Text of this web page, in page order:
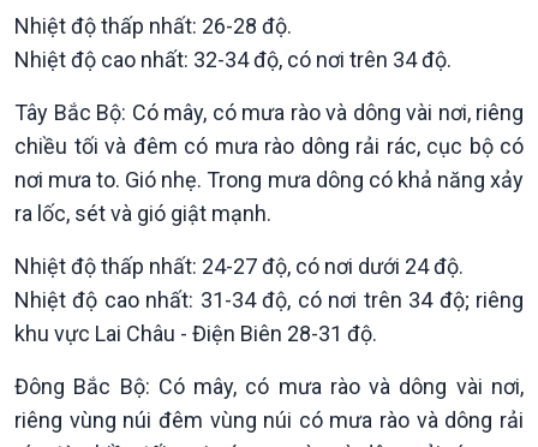
Kinh tế
Tin Kinh tế
Trước giờ mở cửa
Dòng chảy Kinh tế
Sức sống hàng Việt
Khởi nghiệp
Tuyên chiến với gian lận
thương mại
Nông nghiệp & Biển đảo
đảo
Mùa vàng
Tâm tình biên giới và hải
Tìm hiểu biển, đảo Việt
Nam
Nhiệt độ thấp nhất: 26-28 độ.
Nhiệt độ cao nhất: 32-34 độ, có nơi trên 34 độ.
Tây Bắc Bộ: Có mây, có mưa rào và dông vài nơi, riêng
chiều tối và đêm có mưa rào dông rải rác, cục bộ có
nơi mưa to. Gió nhẹ. Trong mưa dông có khả năng xảy
ra lốc, sét và gió giật mạnh.
Nhiệt độ thấp nhất: 24-27 độ, có nơi dưới 24 độ.
Nhiệt độ cao nhất: 31-34 độ, có nơi trên 34 độ; riêng
khu vực Lai Châu - Điện Biên 28-31 độ.
Đông Bắc Bộ: Có mây, có mưa rào và dông vài nơi,
riêng vùng núi đêm vùng núi có mưa rào và dông rải